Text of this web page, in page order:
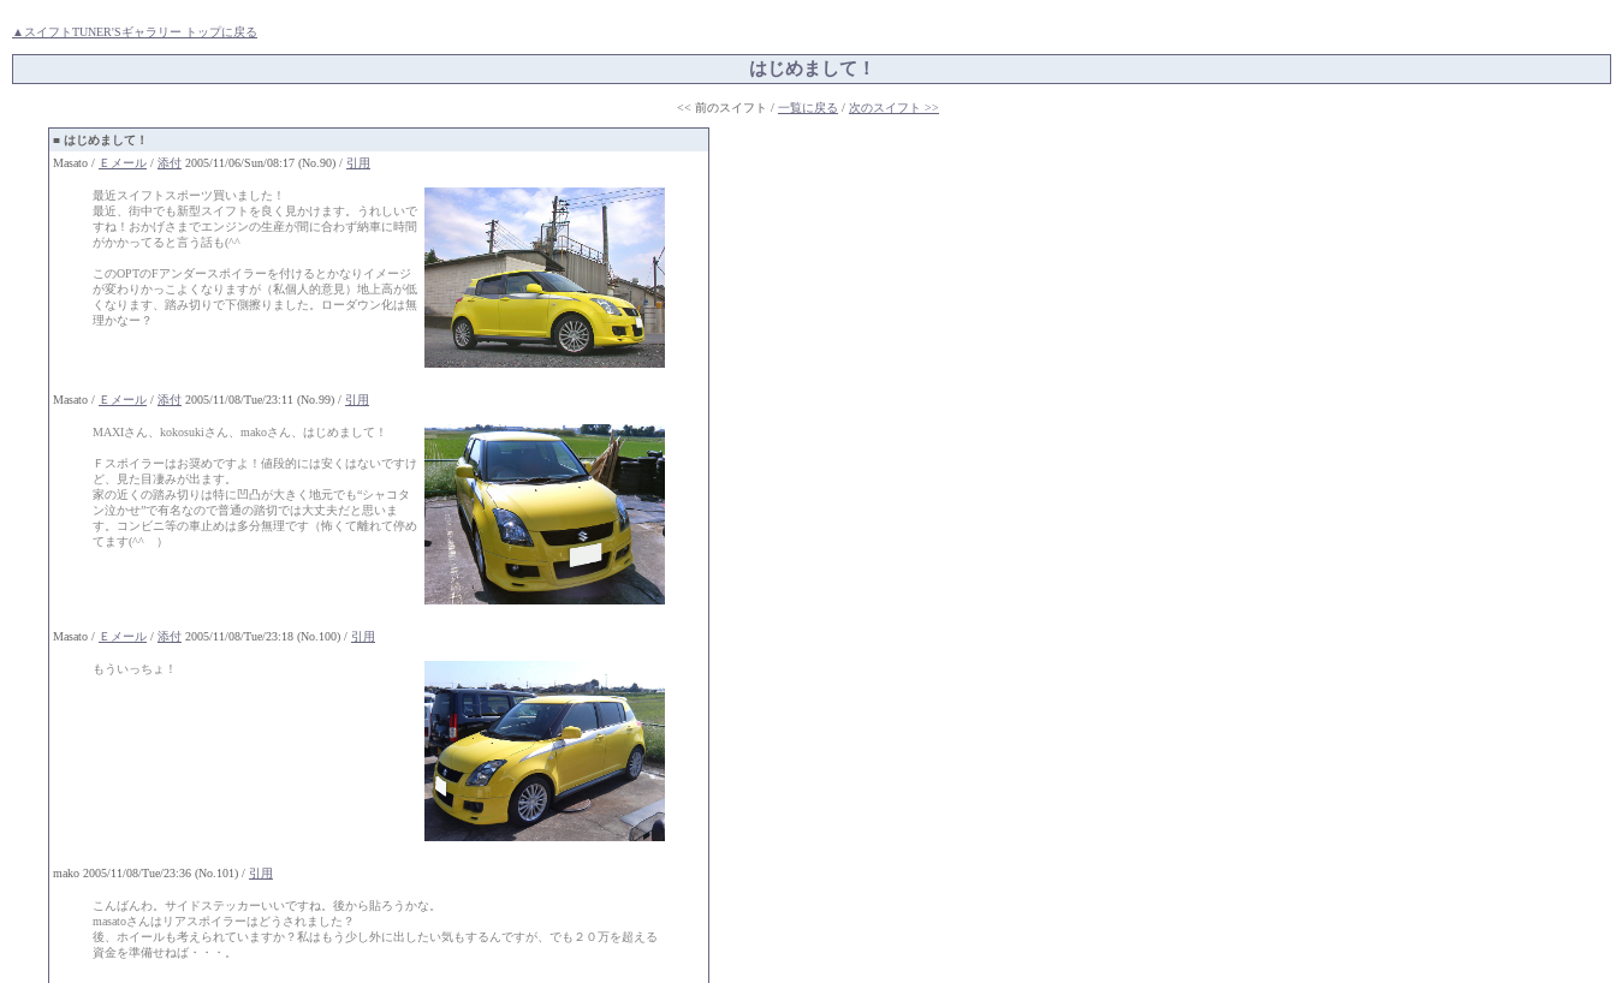
▲スイフトTUNER'Sギャラリー トップに戻る
はじめまして！
<< 前のスイフト / 一覧に戻る / 次のスイフト >>
■ はじめまして！
Masato / Ｅメール / 添付 2005/11/06/Sun/08:17 (No.90) / 引用
最近スイフトスポーツ買いました！
最近、街中でも新型スイフトを良く見かけます。うれしいで
すね！おかげさまでエンジンの生産が間に合わず納車に時間
がかかってると言う話も(^^ゞ
このOPTのFアンダースポイラーを付けるとかなりイメージ
が変わりかっこよくなりますが（私個人的意見）地上高が低
くなります、踏み切りで下側擦りました。ローダウン化は無
理かなー？
Masato / Ｅメール / 添付 2005/11/08/Tue/23:11 (No.99) / 引用
MAXIさん、kokosukiさん、makoさん、はじめまして！
Ｆスポイラーはお奨めですよ！値段的には安くはないですけ
ど、見た目凄みが出ます。
家の近くの踏み切りは特に凹凸が大きく地元でも“シャコタ
ン泣かせ”で有名なので普通の踏切では大丈夫だと思いま
す。コンビニ等の車止めは多分無理です（怖くて離れて停め
てます(^^ゞ）
Masato / Ｅメール / 添付 2005/11/08/Tue/23:18 (No.100) / 引用
もういっちょ！
mako 2005/11/08/Tue/23:36 (No.101) / 引用
こんばんわ。サイドステッカーいいですね。後から貼ろうかな。
masatoさんはリアスポイラーはどうされました？
後、ホイールも考えられていますか？私はもう少し外に出したい気もするんですが、でも２０万を超える
資金を準備せねば・・・。